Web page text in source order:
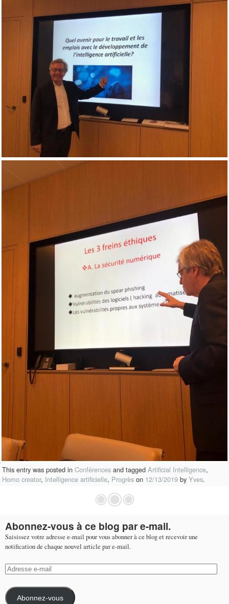
This entry was posted in Conférences and tagged Artificial Intelligence,
Homo creator, Intelligence artificielle, Progrès on 12/13/2019 by Yves.
Abonnez-vous à ce blog par e-mail.
Saisissez votre adresse e-mail pour vous abonner à ce blog et recevoir une
notification de chaque nouvel article par e-mail.
Adresse
e-
mail
Abonnez-vous